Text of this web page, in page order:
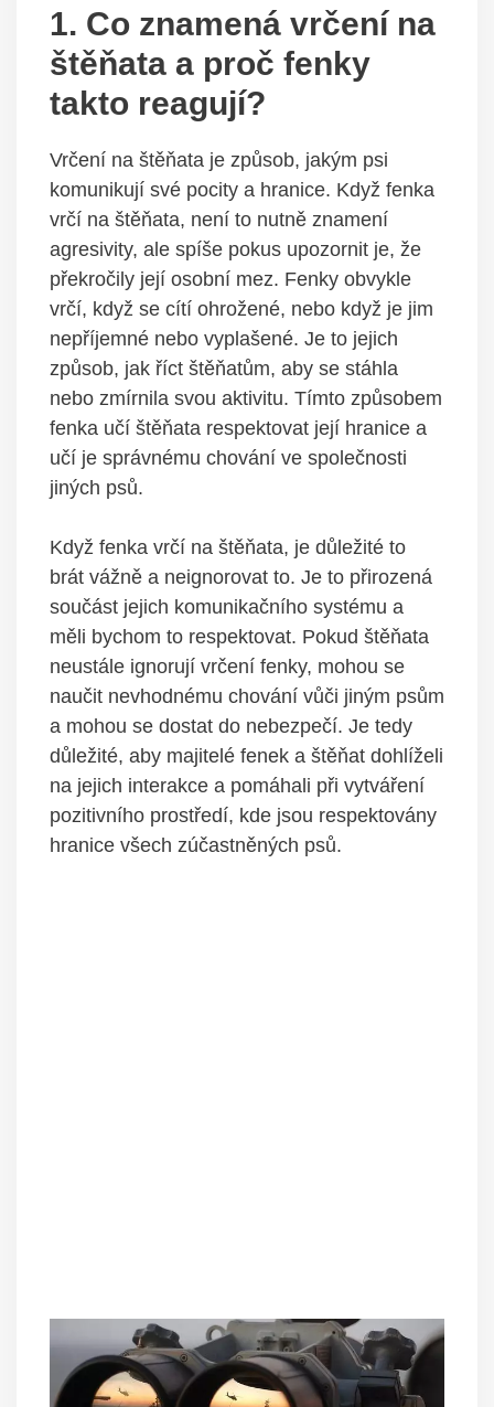
1. Co ‌znamená vrčení ⁢na
štěňata a proč fenky‍
takto reagují?
Vrčení⁢ na⁣ štěňata ‍je způsob, jakým psi​
komunikují ‌své ‌pocity ​a hranice. Když fenka
vrčí⁣ na ⁢štěňata, není ⁢to nutně znamení
agresivity, ale spíše‌ pokus upozornit⁢ je, že⁢
překročily⁣ její osobní ⁤mez. Fenky obvykle
vrčí, ⁢když⁣ se cítí‌ ohrožené, nebo když je jim
nepříjemné ‍nebo vyplašené. Je ⁢to jejich
způsob, jak říct štěňatům, ⁤aby se stáhla
nebo zmírnila svou aktivitu. Tímto způsobem
fenka učí štěňata respektovat​ její hranice a
učí je správnému⁣ chování ve společnosti⁤
jiných ​psů.
Když​ fenka vrčí na štěňata, je ⁤důležité​ to
brát vážně a neignorovat to. Je to ⁢přirozená
součást jejich‌ komunikačního systému a
měli bychom to respektovat. Pokud štěňata
neustále ignorují vrčení ⁤fenky, mohou⁣ se
‌naučit nevhodnému chování vůči jiným psům⁤
a mohou se dostat ⁣do nebezpečí. Je tedy
důležité, aby majitelé⁤ fenek a ‌štěňat dohlíželi
na ⁢jejich interakce a pomáhali při vytváření
pozitivního prostředí, ​kde jsou ‍respektovány
hranice všech zúčastněných​ psů.